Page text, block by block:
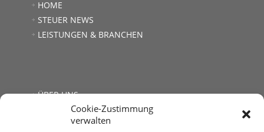
Cookie-Zustimmung
verwalten
HOME
STEUER NEWS
LEISTUNGEN & BRANCHEN
ÜBER UNS